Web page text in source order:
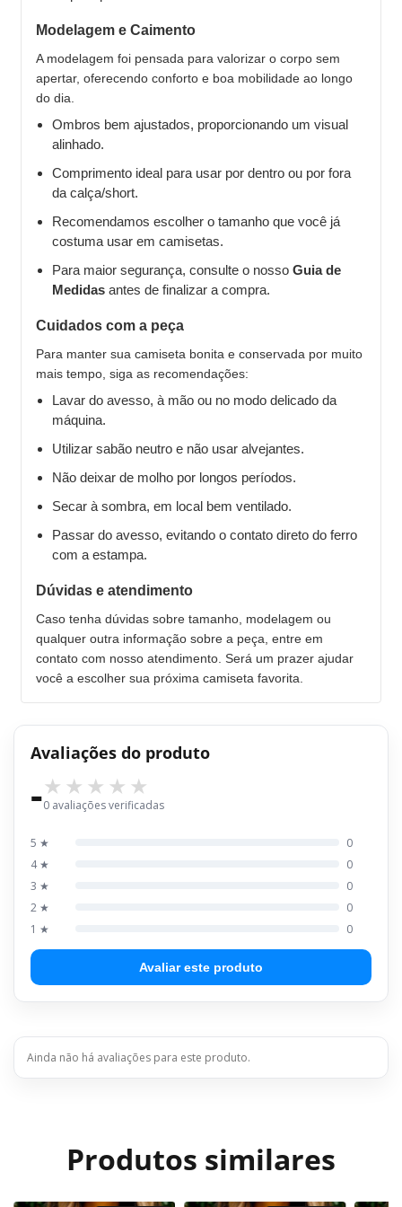
Modelagem e Caimento
A modelagem foi pensada para valorizar o corpo sem
apertar, oferecendo conforto e boa mobilidade ao longo
do dia.
Ombros bem ajustados, proporcionando um visual
alinhado.
Comprimento ideal para usar por dentro ou por fora
da calça/short.
Recomendamos escolher o tamanho que você já
costuma usar em camisetas.
Para maior segurança, consulte o nosso Guia de
Medidas antes de finalizar a compra.
Cuidados com a peça
Para manter sua camiseta bonita e conservada por muito
mais tempo, siga as recomendações:
Lavar do avesso, à mão ou no modo delicado da
máquina.
Utilizar sabão neutro e não usar alvejantes.
Não deixar de molho por longos períodos.
Secar à sombra, em local bem ventilado.
Passar do avesso, evitando o contato direto do ferro
com a estampa.
Dúvidas e atendimento
Caso tenha dúvidas sobre tamanho, modelagem ou
qualquer outra informação sobre a peça, entre em
contato com nosso atendimento. Será um prazer ajudar
você a escolher sua próxima camiseta favorita.
Avaliações do produto
-0 avaliações verificadas
5 ★
0
4 ★
0
3 ★
0
2 ★
0
1 ★
0
Avaliar este produto
Ainda não há avaliações para este produto.
Produtos similares